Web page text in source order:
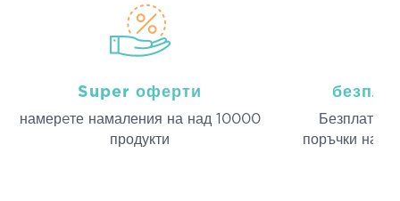
Super оферти
намерeте намаления на над 10000
продукти
Безплатна
поръчки над